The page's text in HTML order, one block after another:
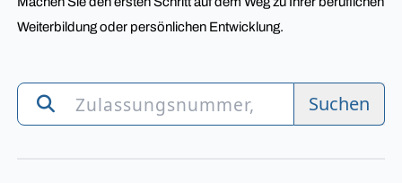
Weiterbildung oder persönlichen Entwicklung.
Suchen